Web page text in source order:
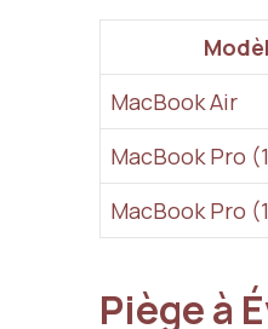
MacBook Air
MacBook Pro
MacBook Pro
Piège à